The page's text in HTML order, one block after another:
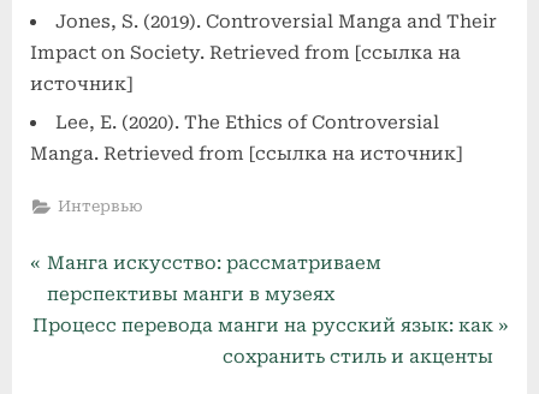
Jones, S. (2019). Controversial Manga and Their
Impact on Society. Retrieved from [ссылка на
источник]
Lee, E. (2020). The Ethics of Controversial
Manga. Retrieved from [ссылка на источник]
Интервью
Навигация
по
P
r
e
Манга искусство: рассматриваем
перспективы манги в музеях
N
Процесс перевода манги на русский язык: как
сохранить стиль и акценты